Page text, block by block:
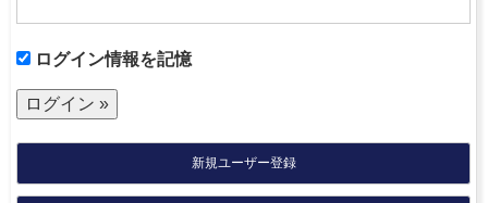
ログイン情報を記憶
新規ユーザー登録